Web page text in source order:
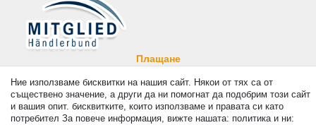
Плащане
Ние използваме бисквитки на нашия сайт. Някои от тях са от
съществено значение, а други да ни помогнат да подобрим този сайт
и вашия опит. бисквитките, които използваме и правата си като
потребител За повече информация, вижте нашата: политика и ни: